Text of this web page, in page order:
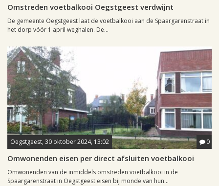
Omstreden voetbalkooi Oegstgeest verdwijnt
De gemeente Oegstgeest laat de voetbalkooi aan de Spaargarenstraat in
het dorp vóór 1 april weghalen. De...
Oegstgeest, 30 oktober 2024, 13:02 0
Omwonenden eisen per direct afsluiten voetbalkooi
Omwonenden van de inmiddels omstreden voetbalkooi in de
Spaargarenstraat in Oegstgeest eisen bij monde van hun...